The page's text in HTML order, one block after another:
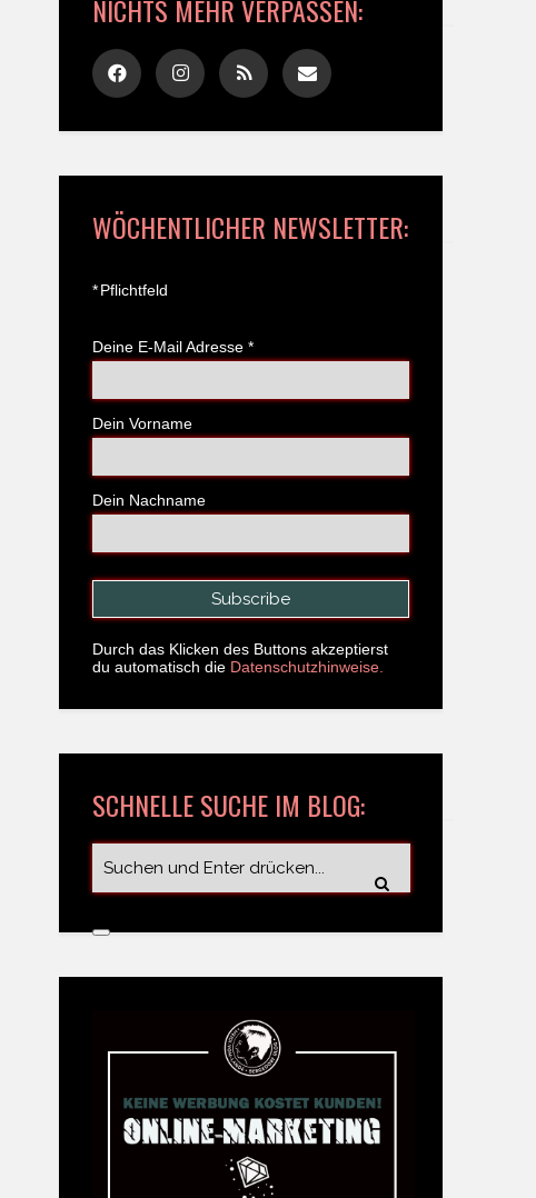
NICHTS MEHR VERPASSEN:
WÖCHENTLICHER NEWSLETTER:
*Pflichtfeld
Deine E-Mail Adresse *
Dein Vorname
Dein Nachname
Durch das Klicken des Buttons akzeptierst
du automatisch die Datenschutzhinweise.
SCHNELLE SUCHE IM BLOG: